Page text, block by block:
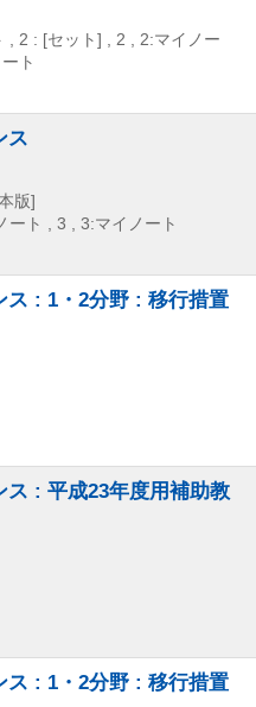
, 2 : [セット] , 2 , 2:マイノー
ト
ス
版]
ート , 3 , 3:マイノート
ス : 1・2分野 : 移行措置
ス : 平成23年度用補助教
ス : 1・2分野 : 移行措置